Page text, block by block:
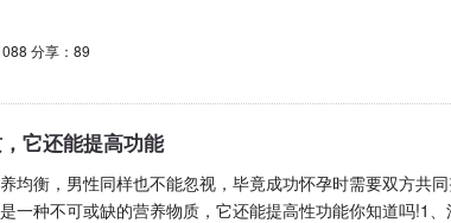
分享：89
它还能提高功能
均衡，男性同样也不能忽视，毕竟成功怀孕时需要双方共
一种不可或缺的营养物质，它还能提高性功能你知道吗!1